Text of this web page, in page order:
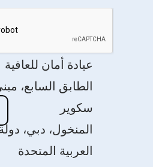
عيادة أمان للعافية
الطابق السابع،
سكوير
المنخول، دبي،
العربية المتحدة